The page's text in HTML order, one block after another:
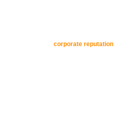
corporate reputation